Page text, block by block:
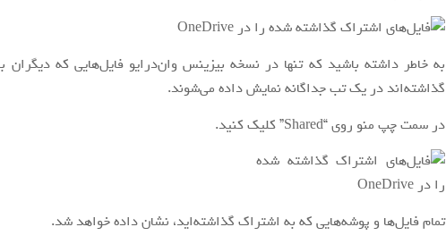
به خاطر داشته باشید که تنها در نسخه بیزینس وان‌درایو فایل‌هایی که دیگران
گذاشته‌اند در یک تب جداگانه نمایش داده می‌شوند.
در سمت چپ منو روی “Shared” کلیک کنید.
تمام فایل‌ها و پوشه‌هایی که به اشتراک گذاشته‌اید، نشان داده خواهد شد.